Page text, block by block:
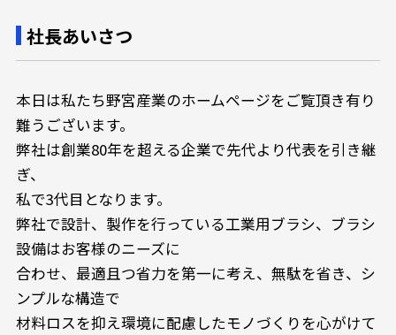
社長あいさつ
本日は私たち野宮産業のホームページをご覧頂き有り
難うございます。
弊社は創業80年を超える企業で先代より代表を引き継
ぎ、
私で3代目となります。
弊社で設計、製作を行っている工業用ブラシ、ブラシ
設備はお客様のニーズに
合わせ、最適且つ省力を第一に考え、無駄を省き、シ
ンプルな構造で
材料ロスを抑え環境に配慮したモノづくりを心がけて